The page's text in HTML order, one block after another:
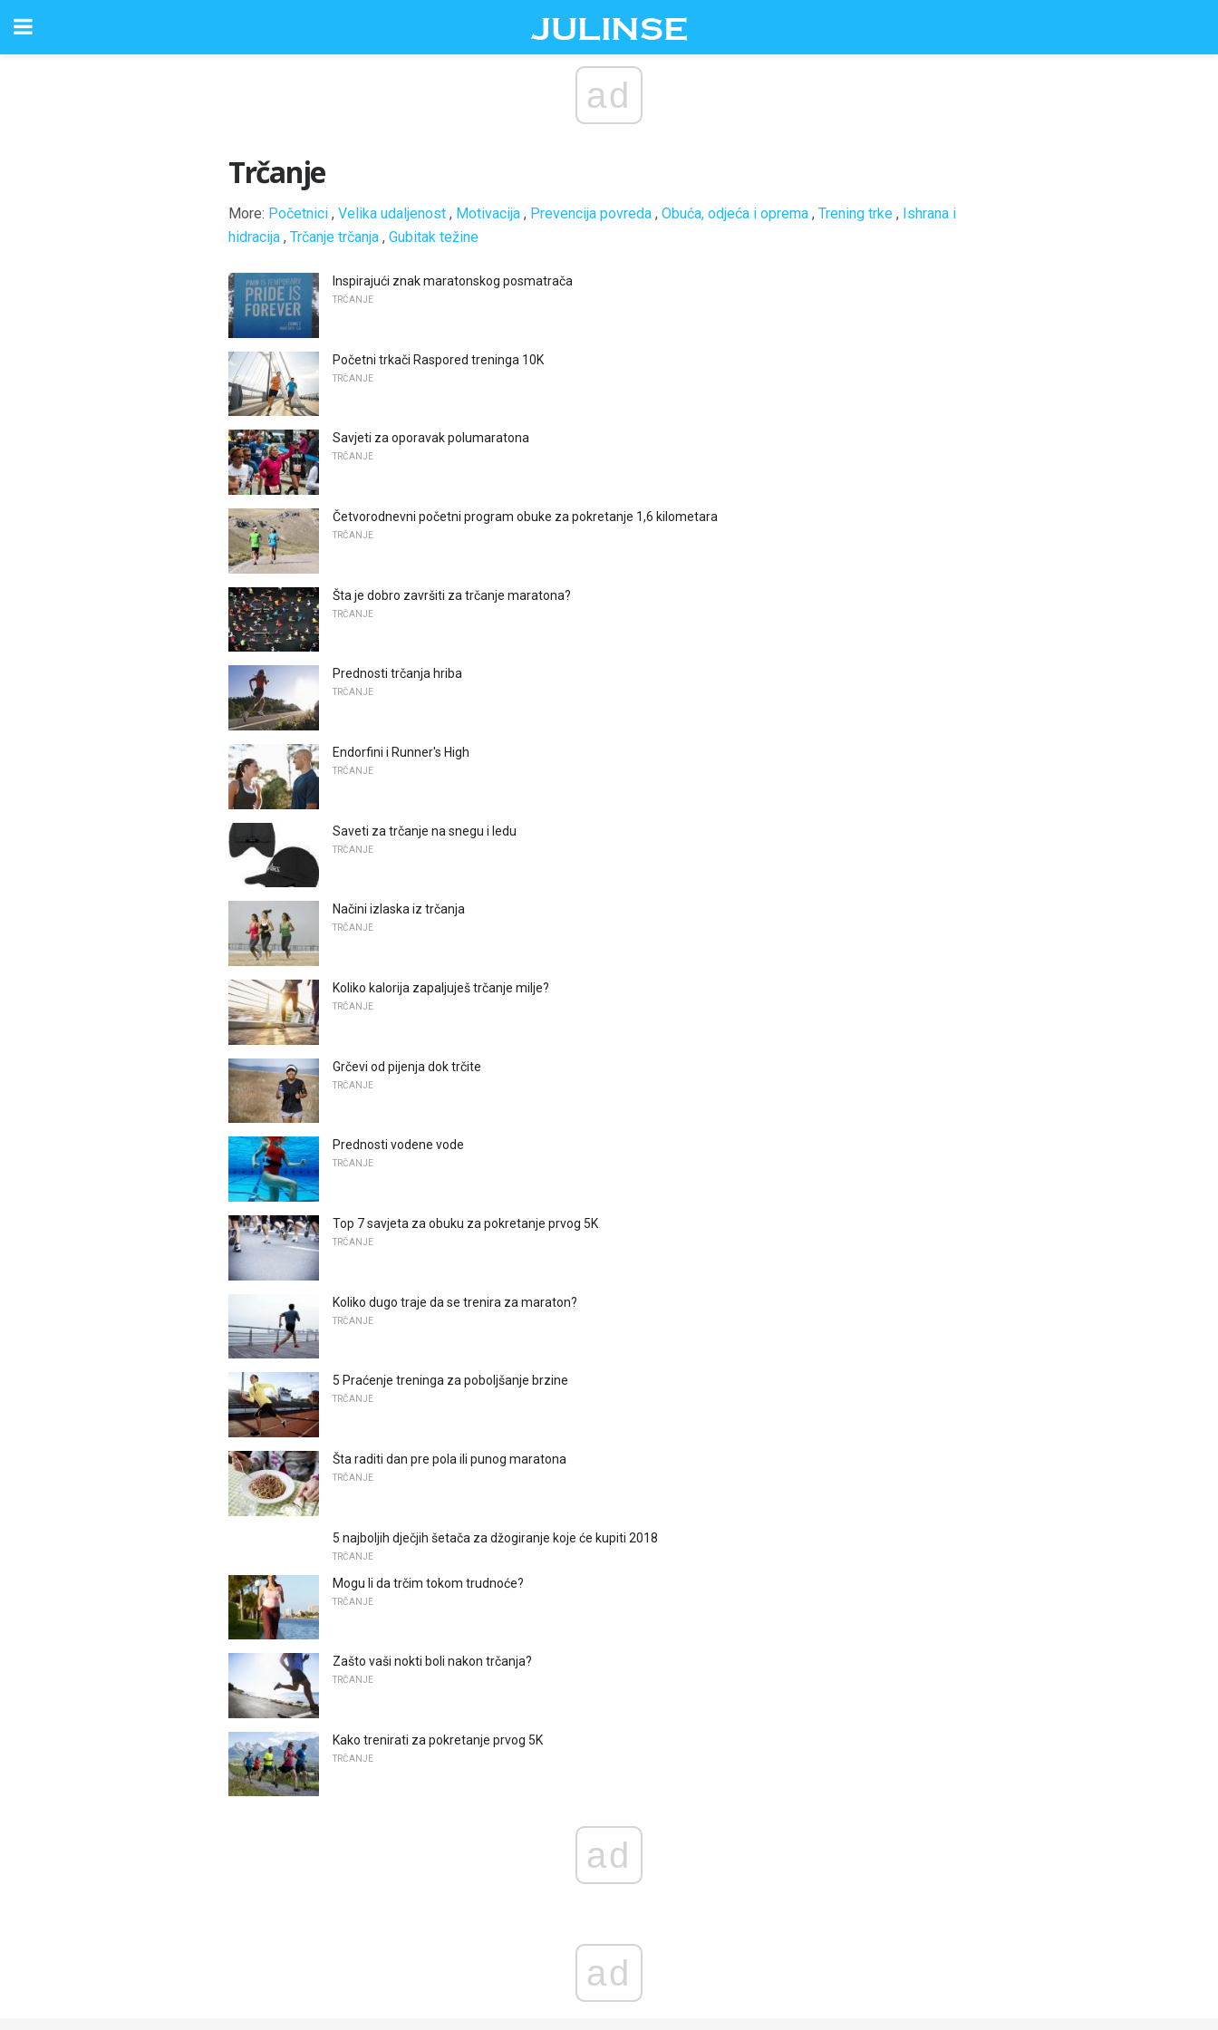
ad
Trčanje
More: Početnici , Velika udaljenost , Motivacija , Prevencija povreda , Obuća, odjeća i oprema , Trening trke , Ishrana i
hidracija , Trčanje trčanja , Gubitak težine
Inspirajući znak maratonskog posmatrača
TRČANJE
Početni trkači Raspored treninga 10K
TRČANJE
Savjeti za oporavak polumaratona
TRČANJE
Četvorodnevni početni program obuke za pokretanje 1,6 kilometara
TRČANJE
Šta je dobro završiti za trčanje maratona?
TRČANJE
Prednosti trčanja hriba
TRČANJE
Endorfini i Runner's High
TRČANJE
Saveti za trčanje na snegu i ledu
TRČANJE
Načini izlaska iz trčanja
TRČANJE
Koliko kalorija zapaljuješ trčanje milje?
TRČANJE
Grčevi od pijenja dok trčite
TRČANJE
Prednosti vodene vode
TRČANJE
Top 7 savjeta za obuku za pokretanje prvog 5K
TRČANJE
Koliko dugo traje da se trenira za maraton?
TRČANJE
5 Praćenje treninga za poboljšanje brzine
TRČANJE
Šta raditi dan pre pola ili punog maratona
TRČANJE
5 najboljih dječjih šetača za džogiranje koje će kupiti 2018
TRČANJE
Mogu li da trčim tokom trudnoće?
TRČANJE
Zašto vaši nokti boli nakon trčanja?
TRČANJE
Kako trenirati za pokretanje prvog 5K
TRČANJE
ad
ad